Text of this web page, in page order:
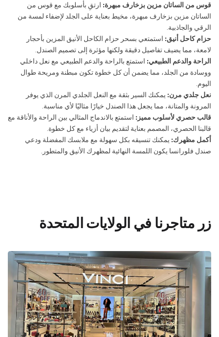
قوس من الساتان مزين بزخارف مبهرة: ارتقِ بأسلوبك مع قوس من
الساتان مزين بزخارف مبهرة، مخيط بعناية على الجلد لإضفاء لمسة من
الرقي والجاذبية.
حزام كاحل أنيق: استمتعي بسحر حزام الكاحل الأنيق المزين بأحجار
لامعة، مما يضيف تفاصيل دقيقة ولكنها مؤثرة إلى تصميم الصندل.
الراحة والدعم الطبيعي: استمتع بالراحة والدعم الطبيعي مع نعل داخلي
ووسادة من الجلد، مما يضمن أن كل خطوة تكون مبطنة ومريحة طوال
اليوم.
نعل جلدي مرن: يمكنك السير بثقة مع النعل الجلدي المرن الذي يوفر
المرونة والمتانة، مما يجعل هذا الصندل خيارًا مثاليًا لأي مناسبة.
قالب حصري لأسلوب مميز: استمتع بالاندماج المثالي بين الراحة والأناقة مع
قالبنا الحصري، المصمم بعناية لتقديم بيان أزياء مع كل خطوة.
أكمل مظهرك: يمكنك تنسيقه بكل سهولة مع ملابسك المفضلة ودعي
صندل فلورانسا يكون اللمسة النهائية لمظهرك الأنيق والمتطور.
زر متاجرنا في الولايات المتحدة